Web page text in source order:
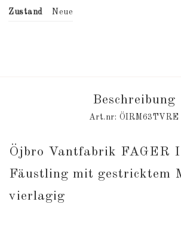
Zustand Neue
Beschreibung
Art.nr: ÖIRM63TVRE
Öjbro Vantfabrik FAGER
Fäustling mit gestricktem
vierlagig